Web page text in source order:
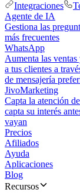
Integraciones
Agente de IA
Gestiona las
más frecuentes
WhatsApp
Aumenta las ventas
a tus clientes a
de mensajería
JivoMarketing
Capta la atención
capta su interés
vayan
Precios
Afiliados
Ayuda
Aplicaciones
Blog
Recursos